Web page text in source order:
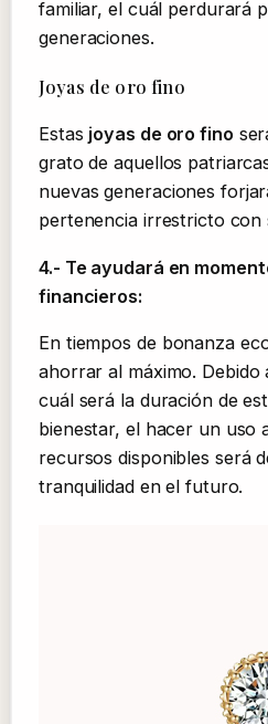
familiar, el cuál perdurará
generaciones.
Joyas de oro fino
Estas joyas de oro fino
grato de aquellos
nuevas generaciones
pertenencia irrestricto con
4.- Te ayudará en
financieros:
En tiempos de bonanza
ahorrar al máximo. Debido
cuál será la duración de
bienestar, el hacer un uso
recursos disponibles será
tranquilidad en el futuro.